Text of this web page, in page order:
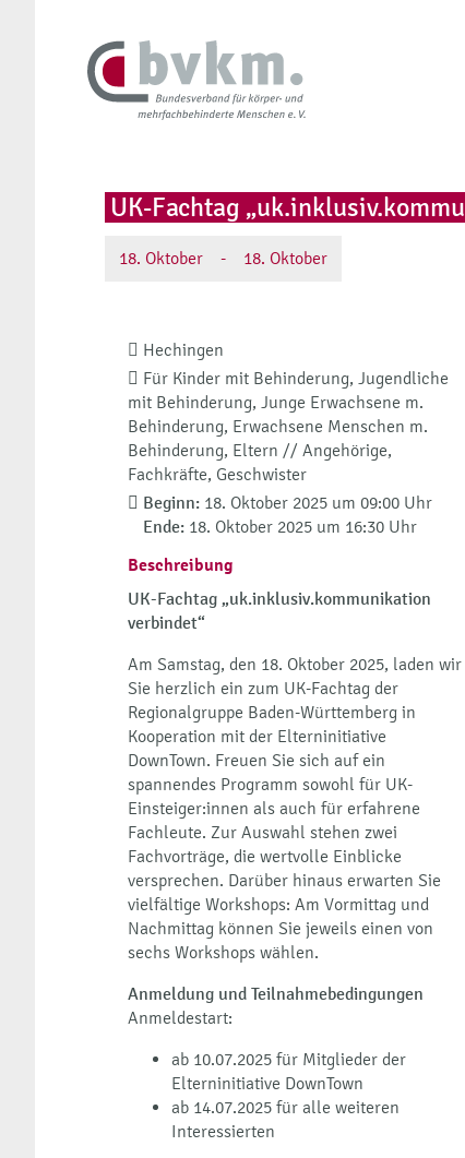
UK-Fachtag
18. Oktober - 18. Oktober
Hechingen
Für Kinder mit Behinderung, Jugendliche
mit Behinderung, Junge Erwachsene m.
Behinderung, Erwachsene Menschen m.
Behinderung, Eltern // Angehörige,
Fachkräfte, Geschwister
Beginn: 18. Oktober 2025 um 09:00 Uhr
Ende: 18. Oktober 2025 um 16:30 Uhr
Beschreibung
UK-Fachtag „uk.inklusiv.kommunikation
verbindet“
Am Samstag, den 18. Oktober 2025, laden wir
Sie herzlich ein zum UK-Fachtag der
Regionalgruppe Baden-Württemberg in
Kooperation mit der Elterninitiative
DownTown. Freuen Sie sich auf ein
spannendes Programm sowohl für UK-
Einsteiger:innen als auch für erfahrene
Fachleute. Zur Auswahl stehen zwei
Fachvorträge, die wertvolle Einblicke
versprechen. Darüber hinaus erwarten Sie
vielfältige Workshops: Am Vormittag und
Nachmittag können Sie jeweils einen von
sechs Workshops wählen.
Anmeldung und Teilnahmebedingungen
Anmeldestart:
ab 10.07.2025 für Mitglieder der
Elterninitiative DownTown
ab 14.07.2025 für alle weiteren
Interessierten